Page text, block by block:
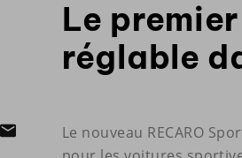
Le
réglable
Le nouveau RECARO